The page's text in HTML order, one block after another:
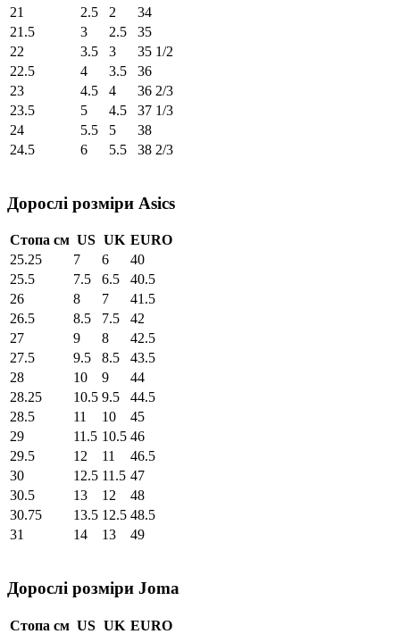
21
2.5 2
34
21.5
3 2.5
35
22
3.5 3
35 1/2
22.5
4 3.5
36
23
4.5 4
36 2/3
23.5
5 4.5
37 1/3
24
5.5 5
38
24.5
6 5.5 38 2/3
Дорослі розміри Asics
Стопа см US UK EURO
25.25
7 6
40
25.5
7.5 6.5
40.5
26
8 7
41.5
26.5
8.5 7.5
42
27
9 8
42.5
27.5
9.5 8.5
43.5
28
10 9
44
28.25
10.5 9.5
44.5
28.5
11 10
45
29
11.5 10.5 46
29.5
12 11
46.5
30
12.5 11.5 47
30.5
13 12
48
30.75
13.5 12.5 48.5
31
14 13 49
Дорослі розміри Joma
Стопа см US UK EURO